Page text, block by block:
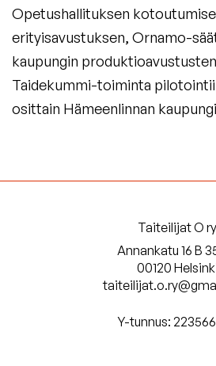
Opetushallituksen
erityisavustuksen, Ornamo-
kaupungin
Taidekummi-toiminta
osittain Hämeenlinnan
Taiteilijat O ry
Annankatu 16 B
00120
Y-tunnus: